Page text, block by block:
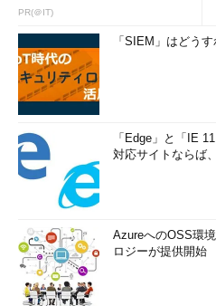
PR(＠IT)
「SIEM」はどう
「Edge」と「IE
対応サイトならば
AzureへのOSS環
ロジーが提供開始